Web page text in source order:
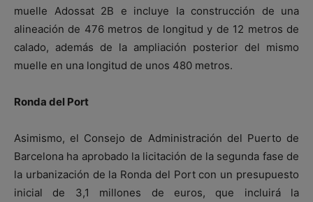
muelle Adossat 2B e incluye la construcción de una
alineación de 476 metros de longitud y de 12 metros de
calado, además de la ampliación posterior del mismo
muelle en una longitud de unos 480 metros.
Ronda del Port
Asimismo, el Consejo de Administración del Puerto de
Barcelona ha aprobado la licitación de la segunda fase de
la urbanización de la Ronda del Port con un presupuesto
inicial de 3,1 millones de euros, que incluirá la